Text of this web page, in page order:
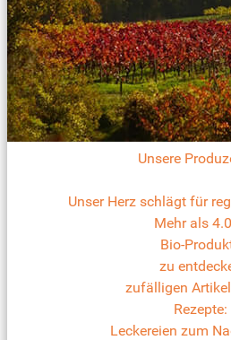
Unsere
Unser Herz schlägt für
Mehr als
Bio-
zu
zufälligen
Rezepte:
Leckereien zum